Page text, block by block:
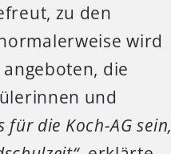
zu den
wird
die
und
die Koch-AG sein,